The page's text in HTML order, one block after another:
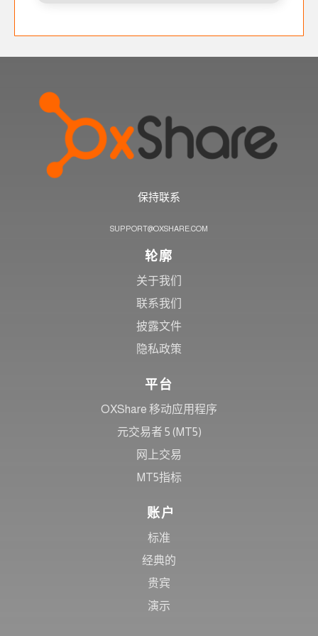
保持联系
SUPPORT@OXSHARE.COM
轮廓
关于我们
联系我们
披露文件
隐私政策
平台
OXShare 移动应用程序
元交易者 5 (MT5)
网上交易
MT5指标
账户
标准
经典的
贵宾
演示